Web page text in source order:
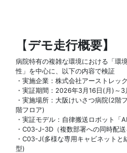
【デモ走行概要】
病院特有の複雑な環境における「環
性」を中心に、以下の内容で検証
・実施企業：株式会社アーストレッ
・実証期間：2026年3月16日(月)～3
・実施場所：大阪けいさつ病院(2階
階フロア)
・実証モデル：自律搬送ロボット
・C03-J-3D（複数部署への同時配
・C03-J(多様な専用キャビネットと
型)